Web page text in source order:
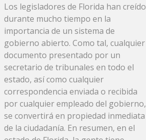
Los legisladores de Florida han creído
durante mucho tiempo en la
importancia de un sistema de
gobierno abierto. Como tal, cualquier
documento presentado por un
secretario de tribunales en todo el
estado, así como cualquier
correspondencia enviada o recibida
por cualquier empleado del gobierno,
se convertirá en propiedad inmediata
de la ciudadanía. En resumen, en el